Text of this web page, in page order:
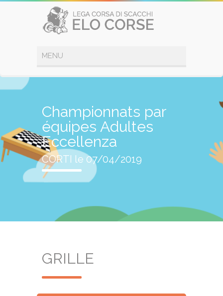
Championnats par
équipes Adultes
Eccellenza
CORTI le 07/04/2019
GRILLE